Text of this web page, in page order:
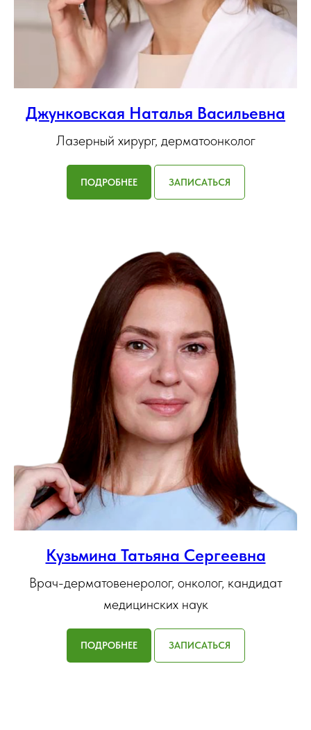
Джунковская Наталья Васильевна
Лазерный хирург, дерматоонколог
ПОДРОБНЕЕ ЗАПИСАТЬСЯ
Кузьмина Татьяна Сергеевна
Врач-дерматовенеролог, онколог, кандидат
медицинских наук
ПОДРОБНЕЕ ЗАПИСАТЬСЯ